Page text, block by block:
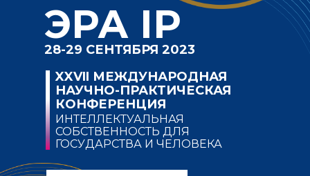
ЭРА IP
28-29 СЕНТЯБРЯ 2023
XXVII МЕЖДУНАРОДНАЯ
НАУЧНО-ПРАКТИЧЕСКАЯ
КОНФЕРЕНЦИЯ
ИНТЕЛЛЕКТУАЛЬНАЯ
СОБСТВЕННОСТЬ ДЛЯ
ГОСУДАРСТВА И ЧЕЛОВЕКА